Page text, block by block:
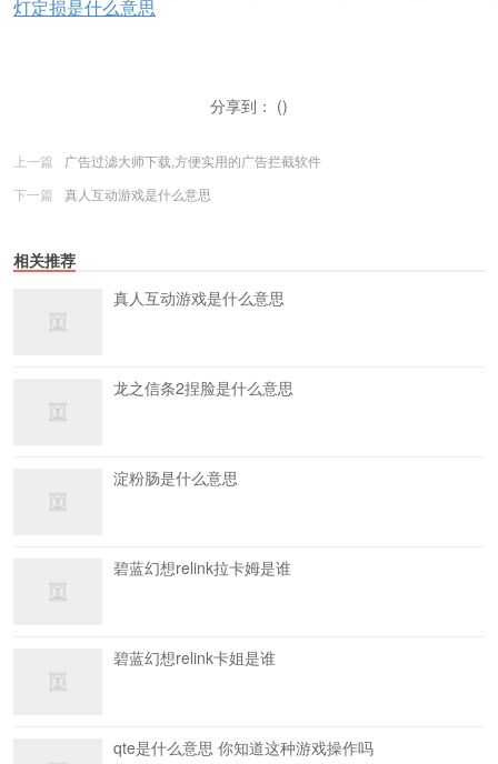
灯定损是什么意思
分享到： ()
上一篇
广告过滤大师下载,方便实用的广告拦截软件
下一篇
真人互动游戏是什么意思
相关推荐
真人互动游戏是什么意思
龙之信条2捏脸是什么意思
淀粉肠是什么意思
碧蓝幻想relink拉卡姆是谁
碧蓝幻想relink卡姐是谁
qte是什么意思 你知道这种游戏操作吗